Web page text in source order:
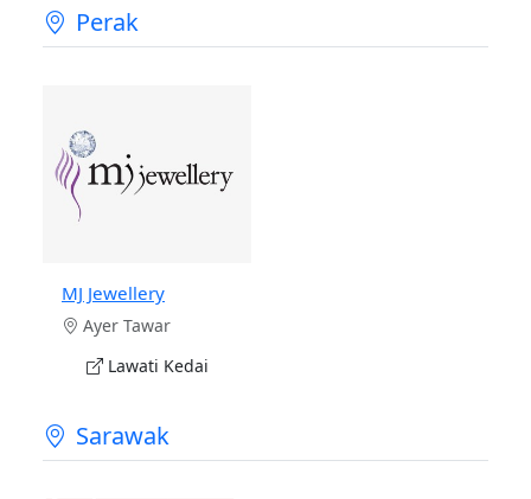
Perak
MJ Jewellery
Ayer Tawar
Lawati Kedai
Sarawak